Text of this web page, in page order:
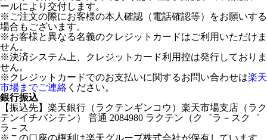
ールにより交付します。
※ご注文の際にお客様の本人確認（電話確認等）をお願いする
場合もございます。
※お客様と異なる名義のクレジットカードはご利用いただけま
せん。
※決済システム上、クレジットカード利用控は発行しておりま
せん。
※クレジットカードでのお支払いに関するお問い合わせは楽天
市場までご連絡 ください。
銀行振込
【振込先】楽天銀行（ラクテンギンコウ）楽天市場支店（ラク
テンイチバシテン） 普通 2084980 ラクテン（ク゛ラ－スク゛
ラ－ス